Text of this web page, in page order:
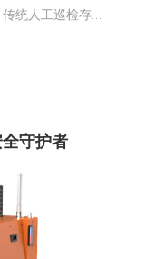
统人工巡检存在
燃气厂站泄漏检
守护者